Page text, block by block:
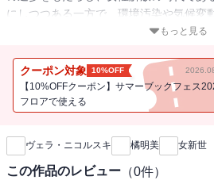
にしつつある一方で、環境汚染や気候変
19世紀末以降、資本主義の経済的・社会
家事労働に長時間を費やす暮らしから少
な時間を持てるようになっていく。工業
に多くの子供を産まなければならない状
人新世の始まりとともに人間社会が経験
もっと見る
クーポン対象 10%OFF
【10%OFFクーポン】サマーブックフェス
フロアで使える
新刊通知
ヴェラ・ニコルスキ 橘明美 女新世
この作品のレビュー （0件）